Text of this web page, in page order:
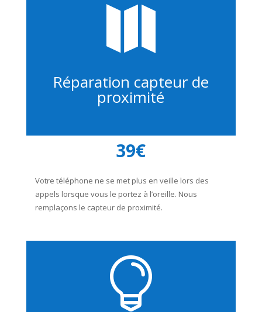

Réparation capteur de
proximité
39€
Votre téléphone ne se met plus en veille lors des
appels lorsque vous le portez à l’oreille. Nous
remplaçons le capteur de proximité.
